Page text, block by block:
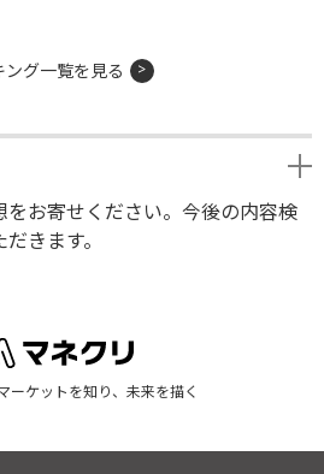
ング一覧を見る
をお寄せください。今後の内容検
きます。
ーケットを知り、未来を描く